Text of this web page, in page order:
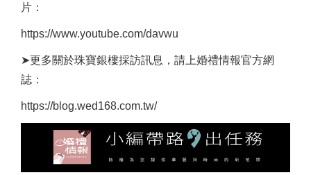
片：
https://www.youtube.com/davwu
➤更多關於珠寶銀樓採訪訊息，請上婚禮情報官方網
誌：
https://blog.wed168.com.tw/